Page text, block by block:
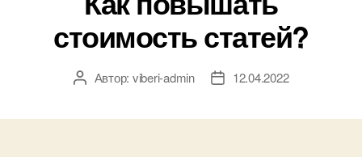
стоимость статей?
АвторАвтор: viberi-admin
Дата12.04.2022